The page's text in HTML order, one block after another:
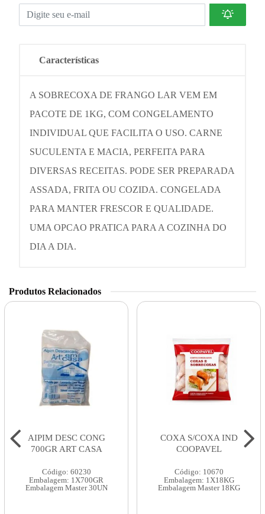
Características
A SOBRECOXA DE FRANGO LAR VEM EM
PACOTE DE 1KG, COM CONGELAMENTO
INDIVIDUAL QUE FACILITA O USO. CARNE
SUCULENTA E MACIA, PERFEITA PARA
DIVERSAS RECEITAS. PODE SER PREPARADA
ASSADA, FRITA OU COZIDA. CONGELADA
PARA MANTER FRESCOR E QUALIDADE.
UMA OPCAO PRATICA PARA A COZINHA DO
DIA A DIA.
Produtos Relacionados
AIPIM DESC CONG
700GR ART CASA
Código: 60230
Embalagem: 1X700GR
Embalagem Master 30UN
COXA S/COXA IND
COOPAVEL
Código: 10670
Embalagem: 1X18KG
Embalagem Master 18KG